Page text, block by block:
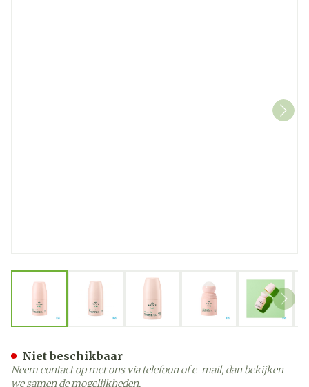
View larger imageView larger imageView larger imageView larger image
View
Niet beschikbaar
Neem contact op met ons via telefoon of e-mail, dan bekijken
we samen de mogelijkheden.